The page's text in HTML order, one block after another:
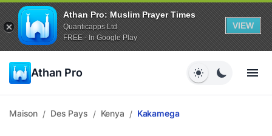
Athan Pro: Muslim Prayer Times
Quanticapps Ltd
FREE - In Google Play
VIEW
Athan Pro
Maison / Des Pays / Kenya / Kakamega